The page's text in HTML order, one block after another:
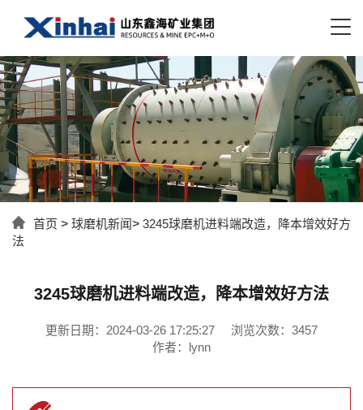
首页 > 球磨机新闻> 3245球磨机进料端改造，降本增效好方
法
3245球磨机进料端改造，降本增效好方法
更新日期：2024-03-26 17:25:27
浏览次数：3457
作者：lynn